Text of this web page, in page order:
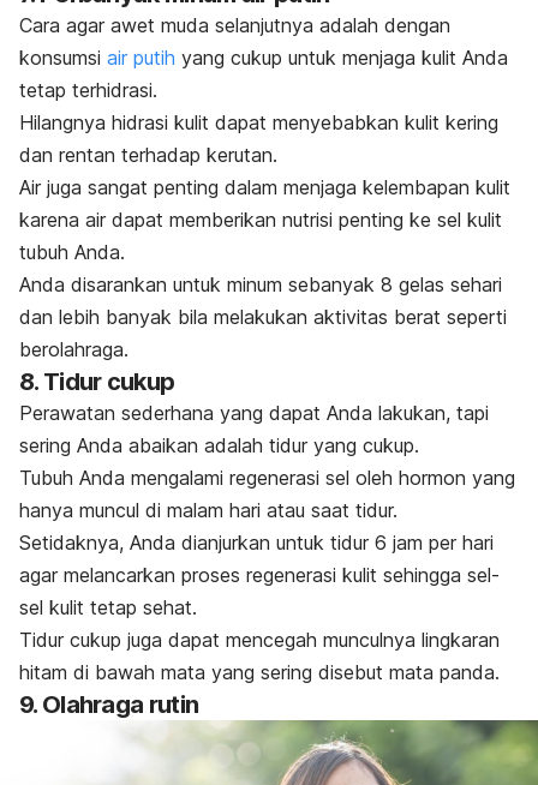
Cara agar awet muda selanjutnya adalah dengan
konsumsi air putih yang cukup untuk menjaga kulit Anda
tetap terhidrasi.
Hilangnya hidrasi kulit dapat menyebabkan kulit kering
dan rentan terhadap kerutan.
Air juga sangat penting dalam menjaga kelembapan kulit
karena air dapat memberikan nutrisi penting ke sel kulit
tubuh Anda.
Anda disarankan untuk minum sebanyak 8 gelas sehari
dan lebih banyak bila melakukan aktivitas berat seperti
berolahraga.
8. Tidur cukup
Perawatan sederhana yang dapat Anda lakukan, tapi
sering Anda abaikan adalah tidur yang cukup.
Tubuh Anda mengalami regenerasi sel oleh hormon yang
hanya muncul di malam hari atau saat tidur.
Setidaknya, Anda dianjurkan untuk tidur 6 jam per hari
agar melancarkan proses regenerasi kulit sehingga sel-
sel kulit tetap sehat.
Tidur cukup juga dapat mencegah munculnya lingkaran
hitam di bawah mata yang sering disebut mata panda.
9. Olahraga rutin